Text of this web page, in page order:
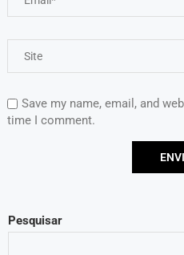
Save my name, email, and
time I comment.
Pesquisar